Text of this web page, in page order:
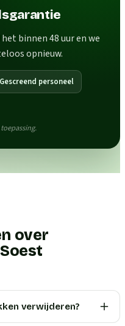
binnen 48 uur en we
opnieuw.
Gescreend personeel
over
verwijderen?